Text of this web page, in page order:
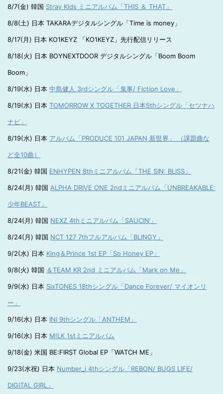
8/7(金) 韓国 Stray Kids ミニアルバム「THIS ＆ THAT」
8/8(土) 日本 TAKARAデジタルシングル「Time is money」
8/17(月) 日本 KO1KEYZ 「KO1KEYZ」先行配信リリース
8/18(火) 日本 BOYNEXTDOOR デジタルシングル「Boom Boom
Boom」
8/19(水) 日本 中島健人 3rdシングル「鬼事/ Fiction Love」
8/19(水) 日本 TOMORROW X TOGETHER 日本5thシングル「セツナハ
ナビ」
8/19(水) 日本 アルバム「PRODUCE 101 JAPAN 新世界」 （課題曲な
ど全10曲）
8/21(金) 韓国 ENHYPEN 8thミニアルバム「THE SIN: BLISS」
8/24(月) 韓国 ALPHA DRIVE ONE 2ndミニアルバム「UNBREAKABLE:
少年BEAST」
8/24(月) 韓国 NEXZ 4thミニアルバム「SAUCIN’」
8/24(月) 韓国 NCT 127 7thフルアルバム「BLINGY」
9/2(水) 日本 King＆Prince 1st EP「So Honey EP」
9/8(火) 韓国 ＆TEAM KR 2nd ミニアルバム「Mark on Me」
9/9(水) 日本 SixTONES 18thシングル「Dance Forever/ マイオンリ
ー」
9/16(水) 日本 INI 9thシングル「ANTHEM」
9/16(水) 日本 M!LK 1stミニアルバム
9/18(金) 米国 BE:FIRST Global EP「WATCH ME」
9/23(水祝) 日本 Number_i 4thシングル「REBON/ BUGS LIFE/
DIGITAL GIRL」